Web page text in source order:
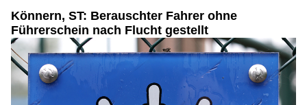
Könnern, ST: Berauschter Fahrer ohne
Führerschein nach Flucht gestellt